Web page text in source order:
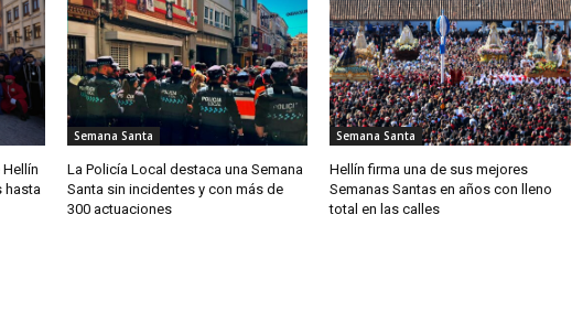
hasta
Semana Santa
La Policía Local destaca una Semana
Santa sin incidentes y con más de
300 actuaciones
Semana Santa
Hellín firma una de sus mejores
Semanas Santas en años con lleno
total en las calles